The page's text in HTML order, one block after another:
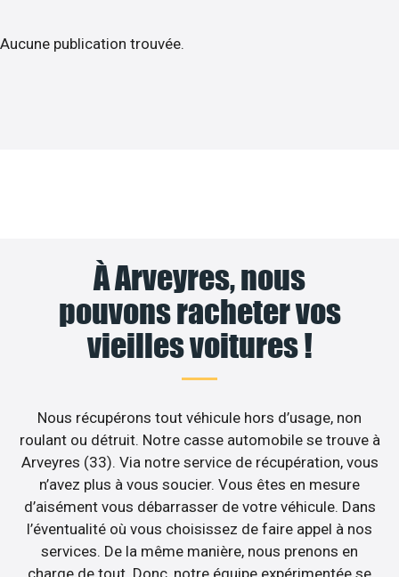
Aucune publication trouvée.
À Arveyres, nous
pouvons racheter vos
vieilles voitures !
Nous récupérons tout véhicule hors d’usage, non
roulant ou détruit. Notre casse automobile se trouve à
Arveyres (33). Via notre service de récupération, vous
n’avez plus à vous soucier. Vous êtes en mesure
d’aisément vous débarrasser de votre véhicule. Dans
l’éventualité où vous choisissez de faire appel à nos
services. De la même manière, nous prenons en
charge de tout. Donc, notre équipe expérimentée se